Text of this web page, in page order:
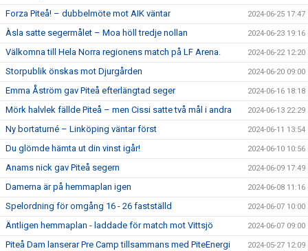
Forza Piteå! – dubbelmöte mot AIK väntar 2024-06-25 17:47
Àsla satte segermålet – Moa höll tredje nollan 2024-06-23 19:16
Välkomna till Hela Norra regionens match på LF Arena. 2024-06-22 12:20
Storpublik önskas mot Djurgården 2024-06-20 09:00
Emma Åström gav Piteå efterlängtad seger 2024-06-16 18:18
Mörk halvlek fällde Piteå – men Cissi satte två mål i andra 2024-06-13 22:29
Ny bortaturné – Linköping väntar först 2024-06-11 13:54
Du glömde hämta ut din vinst igår! 2024-06-10 10:56
Anams nick gav Piteå segern 2024-06-09 17:49
Damerna är på hemmaplan igen 2024-06-08 11:16
Spelordning för omgång 16 - 26 fastställd 2024-06-07 10:00
Äntligen hemmaplan - laddade för match mot Vittsjö 2024-06-07 09:00
Piteå Dam lanserar Pre Camp tillsammans med PiteEnergi 2024-05-27 12:09